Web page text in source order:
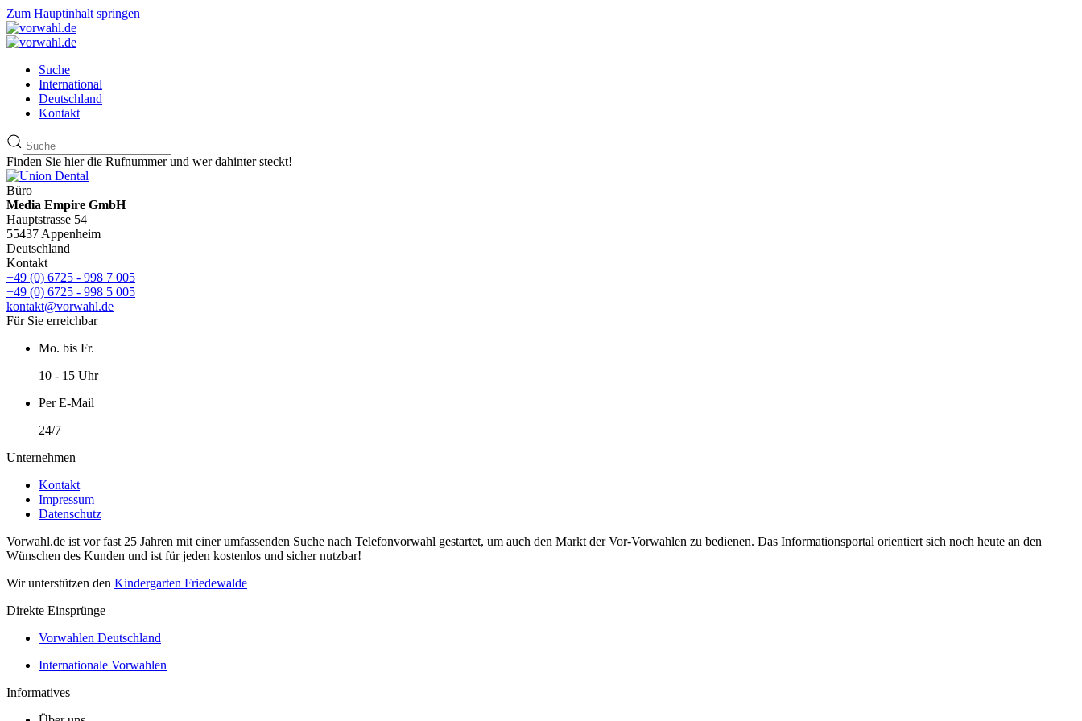
Zum Hauptinhalt springen
Suche
International
Deutschland
Kontakt
Finden Sie hier die Rufnummer und wer dahinter steckt!
Büro
Media Empire GmbH
Hauptstrasse 54
55437 Appenheim
Deutschland
Kontakt
+49 (0) 6725 - 998 7 005
+49 (0) 6725 - 998 5 005
kontakt@vorwahl.de
Für Sie erreichbar
Mo. bis Fr.
10 - 15 Uhr
Per E-Mail
24/7
Unternehmen
Kontakt
Impressum
Datenschutz
Vorwahl.de ist vor fast 25 Jahren mit einer umfassenden Suche nach Telefonvorwahl gestartet, um auch den Markt der Vor-Vorwahlen zu bedienen. Das Informationsportal orientiert sich noch heute an den
Wünschen des Kunden und ist für jeden kostenlos und sicher nutzbar!
Wir unterstützen den Kindergarten Friedewalde
Direkte Einsprünge
Vorwahlen Deutschland
Internationale Vorwahlen
Informatives